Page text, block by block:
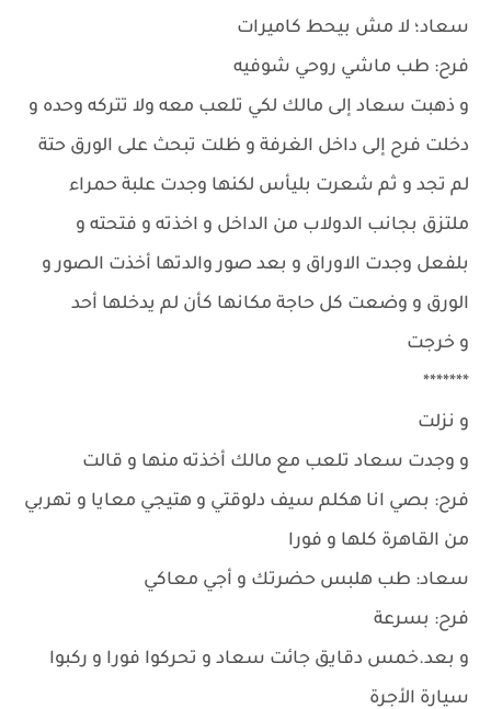
سعاد؛ لا مش بيحط كاميرات
فرح: طب ماشي روحي شوفيه
و ذهبت سعاد إلى مالك لكي تلعب معه ولا تتركه وحده و
دخلت فرح إلى داخل الغرفة و ظلت تبحث على الورق حتة
لم تجد و ثم شعرت بليأس لكنها وجدت علبة حمراء
ملتزق بجانب الدولاب من الداخل و اخذته و فتحته و
بلفعل وجدت الاوراق و بعد صور والدتها أخذت الصور و
الورق و وضعت كل حاجة مكانها كأن لم يدخلها أحد
و خرجت
*******
و نزلت
و وجدت سعاد تلعب مع مالك أخذته منها و قالت
فرح: بصي انا هكلم سيف دلوقتي و هتيجي معايا و تهربي
من القاهرة كلها و فورا
سعاد: طب هلبس حضرتك و أجي معاكي
فرح: بسرعة
و بعد.خمس دقايق جائت سعاد و تحركوا فورا و ركبوا
سيارة الأجرة